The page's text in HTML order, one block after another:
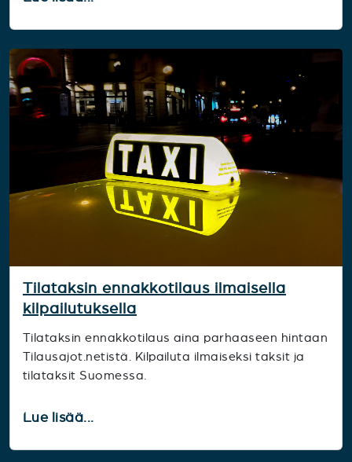
Tilataksin ennakkotilaus ilmaisella
kilpailutuksella
Tilataksin ennakkotilaus aina parhaaseen hintaan
Tilausajot.netistä. Kilpailuta ilmaiseksi taksit ja
tilataksit Suomessa.
Lue lisää...